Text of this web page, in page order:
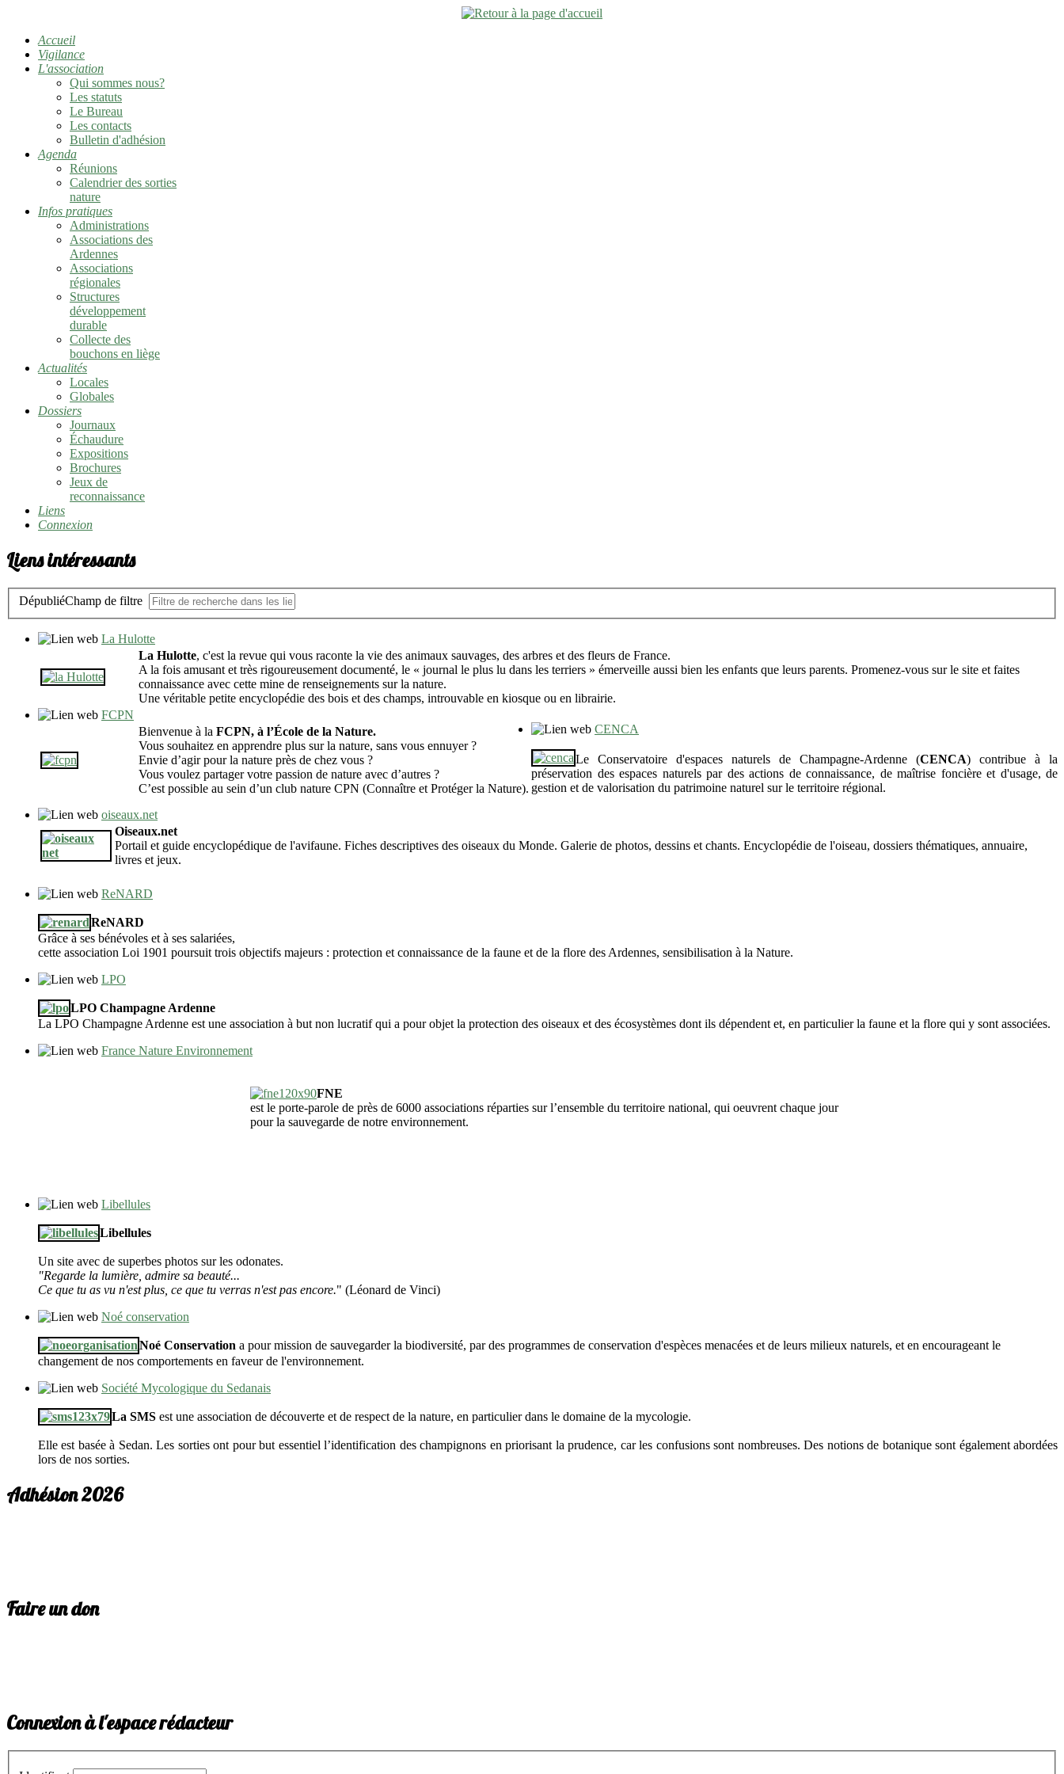
Accueil
Vigilance
L'association
Qui sommes nous?
Les statuts
Le Bureau
Les contacts
Bulletin d'adhésion
Agenda
Réunions
Calendrier des sorties
nature
Infos pratiques
Administrations
Associations des
Ardennes
Associations
régionales
Structures
développement
durable
Collecte des
bouchons en liège
Actualités
Locales
Globales
Dossiers
Journaux
Échaudure
Expositions
Brochures
Jeux de
reconnaissance
Liens
Connexion
Liens intéressants
DépubliéChamp de filtre
La Hulotte
La Hulotte, c'est la revue qui vous raconte la vie des animaux sauvages, des arbres et des fleurs de France.
A la fois amusant et très rigoureusement documenté, le « journal le plus lu dans les terriers » émerveille aussi bien les enfants que leurs parents. Promenez-vous sur le site et faites
connaissance avec cette mine de renseignements sur la nature.
Une véritable petite encyclopédie des bois et des champs, introuvable en kiosque ou en librairie.
FCPN
Bienvenue à la FCPN, à l’École de la Nature.
Vous souhaitez en apprendre plus sur la nature, sans vous ennuyer ?
Envie d’agir pour la nature près de chez vous ?
Vous voulez partager votre passion de nature avec d’autres ?
C’est possible au sein d’un club nature CPN (Connaître et Protéger la Nature).
CENCA
Le Conservatoire d'espaces naturels de Champagne-Ardenne (CENCA) contribue à la
préservation des espaces naturels par des actions de connaissance, de maîtrise foncière et d'usage, de
gestion et de valorisation du patrimoine naturel sur le territoire régional.
oiseaux.net
Oiseaux.net
Portail et guide encyclopédique de l'avifaune. Fiches descriptives des oiseaux du Monde. Galerie de photos, dessins et chants. Encyclopédie de l'oiseau, dossiers thématiques, annuaire,
livres et jeux.
ReNARD
ReNARD
Grâce à ses bénévoles et à ses salariées,
cette association Loi 1901 poursuit trois objectifs majeurs : protection et connaissance de la faune et de la flore des Ardennes, sensibilisation à la Nature.
LPO
LPO Champagne Ardenne
La LPO Champagne Ardenne est une association à but non lucratif qui a pour objet la protection des oiseaux et des écosystèmes dont ils dépendent et, en particulier la faune et la flore qui y sont associées.
France Nature Environnement
FNE
est le porte-parole de près de 6000 associations réparties sur l’ensemble du territoire national, qui oeuvrent chaque jour
pour la sauvegarde de notre environnement.
Libellules
Libellules
Un site avec de superbes photos sur les odonates.
"Regarde la lumière, admire sa beauté...
Ce que tu as vu n'est plus, ce que tu verras n'est pas encore." (Léonard de Vinci)
Noé conservation
Noé Conservation a pour mission de sauvegarder la biodiversité, par des programmes de conservation d'espèces menacées et de leurs milieux naturels, et en encourageant le
changement de nos comportements en faveur de l'environnement.
Société Mycologique du Sedanais
La SMS est une association de découverte et de respect de la nature, en particulier dans le domaine de la mycologie.
Elle est basée à Sedan. Les sorties ont pour but essentiel l’identification des champignons en priorisant la prudence, car les confusions sont nombreuses. Des notions de botanique sont également abordées
lors de nos sorties.
Adhésion 2026
Faire un don
Connexion à l'espace rédacteur